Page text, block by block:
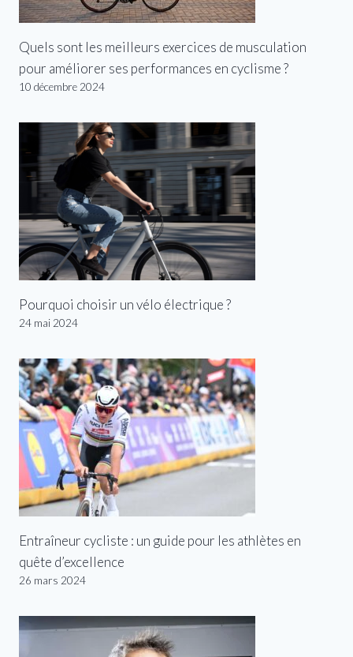
Quels sont les meilleurs exercices de musculation
pour améliorer ses performances en cyclisme ?
10 décembre 2024
Pourquoi choisir un vélo électrique ?
24 mai 2024
Entraîneur cycliste : un guide pour les athlètes en
quête d’excellence
26 mars 2024